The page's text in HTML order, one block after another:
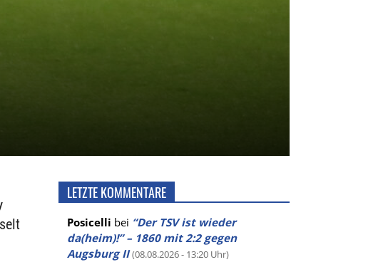
LETZTE KOMMENTARE
Posicelli bei “Der TSV ist wieder
da(heim)!” – 1860 mit 2:2 gegen
Augsburg II (08.08.2026 - 13:20 Uhr)